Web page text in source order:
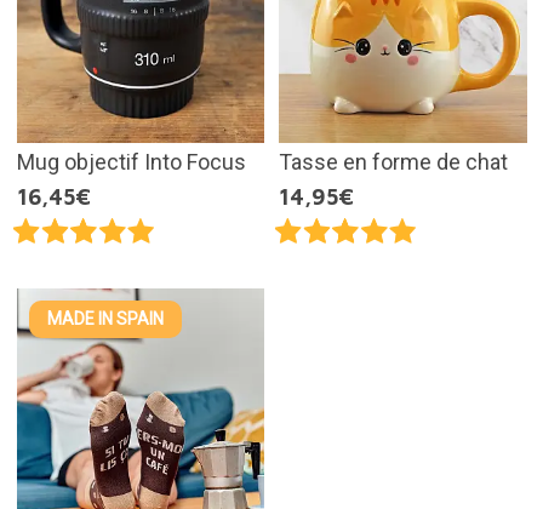
Mug objectif Into Focus
16,45€
Tasse en forme de chat
14,95€
MADE IN SPAIN